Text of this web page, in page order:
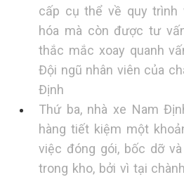
cấp cụ thể về quy trình
hóa mà còn được tư
thắc mắc xoay quanh
Đội ngũ nhân viên của
Định
Thứ ba, nhà xe Nam
hàng tiết kiệm một
việc đóng gói, bốc dỡ
trong kho, bởi vì tại